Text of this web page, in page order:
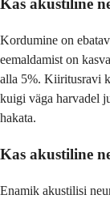
Kas akustiline
Kordumine on
eemaldamist on
alla 5%. Kiiritusravi
kuigi väga harvadel
hakata.
Kas akustiline
Enamik akustilisi